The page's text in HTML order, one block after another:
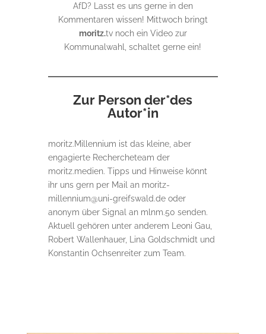
AfD? Lasst es uns gerne in den
Kommentaren wissen! Mittwoch bringt
moritz.tv noch ein Video zur
Kommunalwahl, schaltet gerne ein!
Zur Person der*des
Autor*in
moritz.Millennium ist das kleine, aber
engagierte Rechercheteam der
moritz.medien. Tipps und Hinweise könnt
ihr uns gern per Mail an moritz-
millennium@uni-greifswald.de oder
anonym über Signal an mlnm.50 senden.
Aktuell gehören unter anderem Leoni Gau,
Robert Wallenhauer, Lina Goldschmidt und
Konstantin Ochsenreiter zum Team.